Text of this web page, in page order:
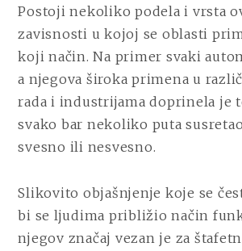
Postoji nekoliko podela i vrsta
zavisnosti u kojoj se oblasti
koji način. Na primer svaki
a njegova široka primena u
rada i industrijama doprinela je
svako bar nekoliko puta
svesno ili nesvesno.
Slikovito objašnjenje koje se
bi se ljudima približio način
njegov značaj vezan je za